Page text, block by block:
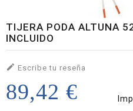
TIJERA PODA ALTUNA
INCLUIDO
 Escribe tu reseña
89,42 €